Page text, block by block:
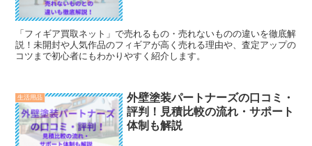
「フィギア買取ネット」で売れるもの・売れないものの違いを徹底解
説！未開封や人気作品のフィギアが高く売れる理由や、査定アップの
コツまで初心者にもわかりやすく紹介します。
生活用品
外壁塗装パートナーズの口コミ・
評判！見積比較の流れ・サポート
体制も解説